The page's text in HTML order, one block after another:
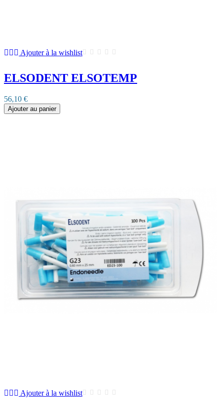
Ajouter à la wishlist
ELSODENT ELSOTEMP
56,10 €
Ajouter au panier
Ajouter à la wishlist